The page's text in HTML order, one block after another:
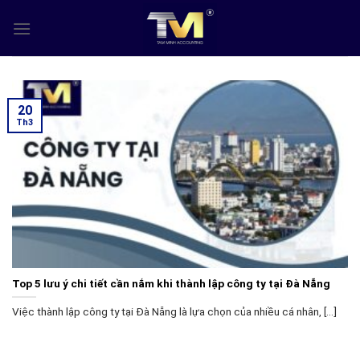
Top 5 lưu ý chi tiết cần nắm khi thành lập công ty tại Đà Nẵng
Việc thành lập công ty tại Đà Nẵng là lựa chọn của nhiều cá nhân, [...]
20
Th3